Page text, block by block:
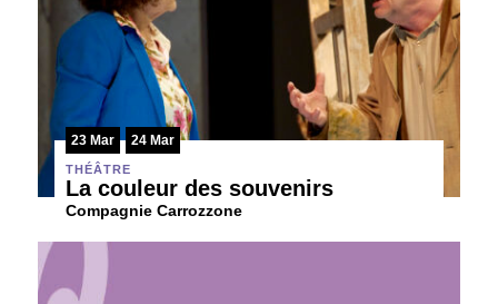
23 Mar 24 Mar
THÉÂTRE
La couleur des souvenirs
Compagnie Carrozzone